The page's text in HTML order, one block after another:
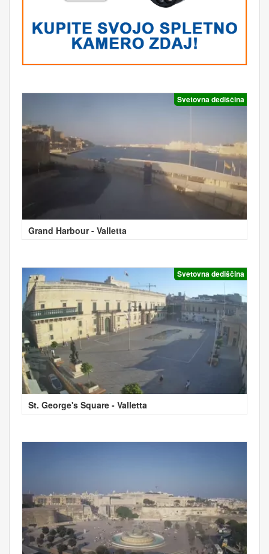
Svetovna dediščina
Grand Harbour - Valletta
Svetovna dediščina
St. George's Square - Valletta